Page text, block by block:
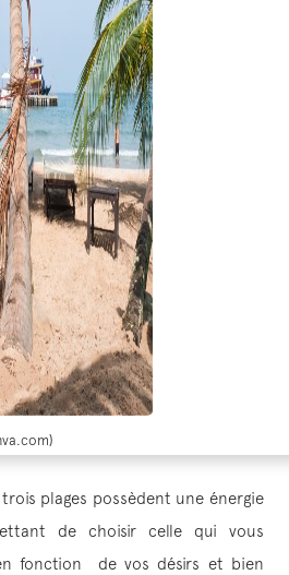
plages possèdent une énergie
de choisir celle qui vous
fonction de vos désirs et bien